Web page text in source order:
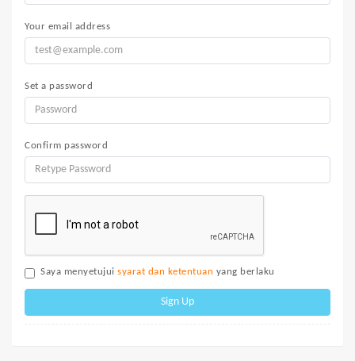
Your email address
Set a password
Confirm password
Saya menyetujui syarat dan ketentuan yang berlaku
Sign Up